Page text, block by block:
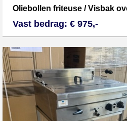
Oliebollen friteuse / Visbak
Vast bedrag: € 975,-